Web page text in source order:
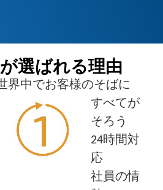
選ばれる理由
界中でお客様のそばに
すべてが
そろう
24時間対
応
社員の情